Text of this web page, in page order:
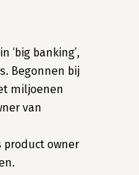
‘big banking’,
Begonnen bij
miljoenen
van
product owner